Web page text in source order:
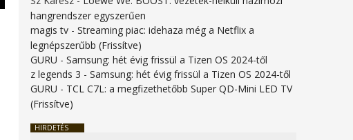
hangrendszer egyszerűen
magis tv -Streaming piac: idehaza még a Netflix a
legnépszerűbb (Frissítve)
GURU -Samsung: hét évig frissül a Tizen OS 2024-től
z legends 3 -Samsung: hét évig frissül a Tizen OS 2024-től
GURU - TCL C7L: a megfizethetőbb Super QD-Mini LED TV
(Frissítve)
HIRDETÉS